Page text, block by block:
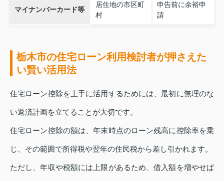
マイナンバーカード等
居住地の市区町
村
申告前に余裕申
請
栃木市の住宅ローン利用検討者が押さえた
い賢い活用法
住宅ローン控除を上手に活用するためには、最初に無理のな
い返済計画を立てることが大切です。
住宅ローン控除の額は、年末時点のローン残高に控除率を乗
じ、その範囲で所得税や翌年の住民税から差し引かれます。
ただし、年収や税額には上限があるため、借入額を増やせば